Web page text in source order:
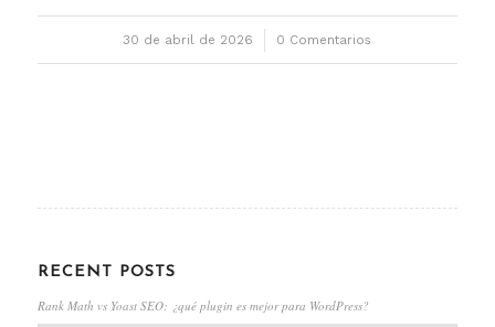
30 de abril de 2026 0 Comentarios
RECENT POSTS
Rank Math vs Yoast SEO: ¿qué plugin es mejor para WordPress?